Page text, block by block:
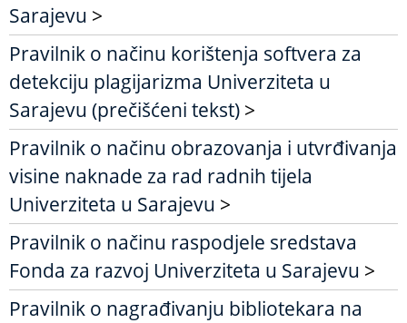
Sarajevu >
Pravilnik o načinu korištenja softvera za
detekciju plagijarizma Univerziteta u
Sarajevu (prečišćeni tekst) >
Pravilnik o načinu obrazovanja i utvrđivanja
visine naknade za rad radnih tijela
Univerziteta u Sarajevu >
Pravilnik o načinu raspodjele sredstava
Fonda za razvoj Univerziteta u Sarajevu >
Pravilnik o nagrađivanju bibliotekara na